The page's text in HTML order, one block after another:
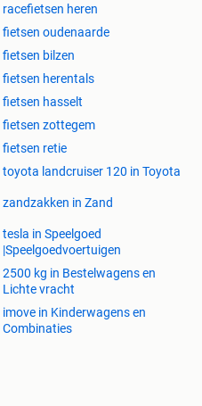
droge grindwegen of een
nat wordt. Deze fiets is
Challenge banden,
constructie biedt hij een
en gravelbike in zit.
racefietsen heren
fietsen oudenaarde
fietsen bilzen
fietsen herentals
fietsen hasselt
fietsen zottegem
fietsen retie
toyota landcruiser 120 in Toyota
zandzakken in Zand
tesla in Speelgoed
|Speelgoedvoertuigen
2500 kg in Bestelwagens en
Lichte vracht
imove in Kinderwagens en
Combinaties